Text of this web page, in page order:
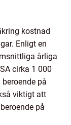
kostnad
Enligt en
årliga
cirka 1 000
på
viktigt att
på